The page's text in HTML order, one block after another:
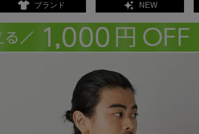
ブランド NEW